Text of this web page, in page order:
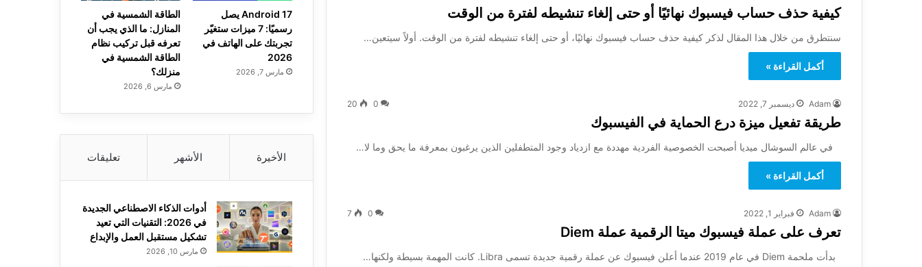
كيفية حذف حساب فيسبوك نهائيًا أو حتى إلغاء تنشيطه لفترة من الوقت
سنتطرق من خلال هذا المقال لذكر كيفية حذف حساب فيسبوك نهائيًا، أو حتى إلغاء تنشيطه لفترة من الوقت. أولاً سيتعين…
أكمل القراءة »
Adam ديسمبر 7, 2022 0
20
طريقة تفعيل ميزة درع الحماية في الفيسبوك
في عالم السوشال ميديا أصبحت الخصوصية الفردية مهددة مع ازدياد وجود المتطفلين الذين يرغبون بمعرفة ما يحق وما لا…
أكمل القراءة »
Adam فبراير 1, 2022 0
7
تعرف على عملة فيسبوك ميتا الرقمية عملة Diem
بدأت ملحمة Diem في عام 2019 عندما أعلن فيسبوك عن عملة رقمية جديدة تسمى Libra. كانت المهمة بسيطة ولكنها…
Android 17 يصل
رسميًا: 7 ميزات ستغيّر
تجربتك على الهاتف في
2026
مارس 7, 2026
الطاقة الشمسية في
المنازل: ما الذي يجب أن
تعرفه قبل تركيب نظام
الطاقة الشمسية في
منزلك؟
مارس 6, 2026
الأخيرة الأشهر تعليقات
أدوات الذكاء الاصطناعي الجديدة
في 2026: التقنيات التي تعيد
تشكيل مستقبل العمل والإبداع
مارس 10, 2026